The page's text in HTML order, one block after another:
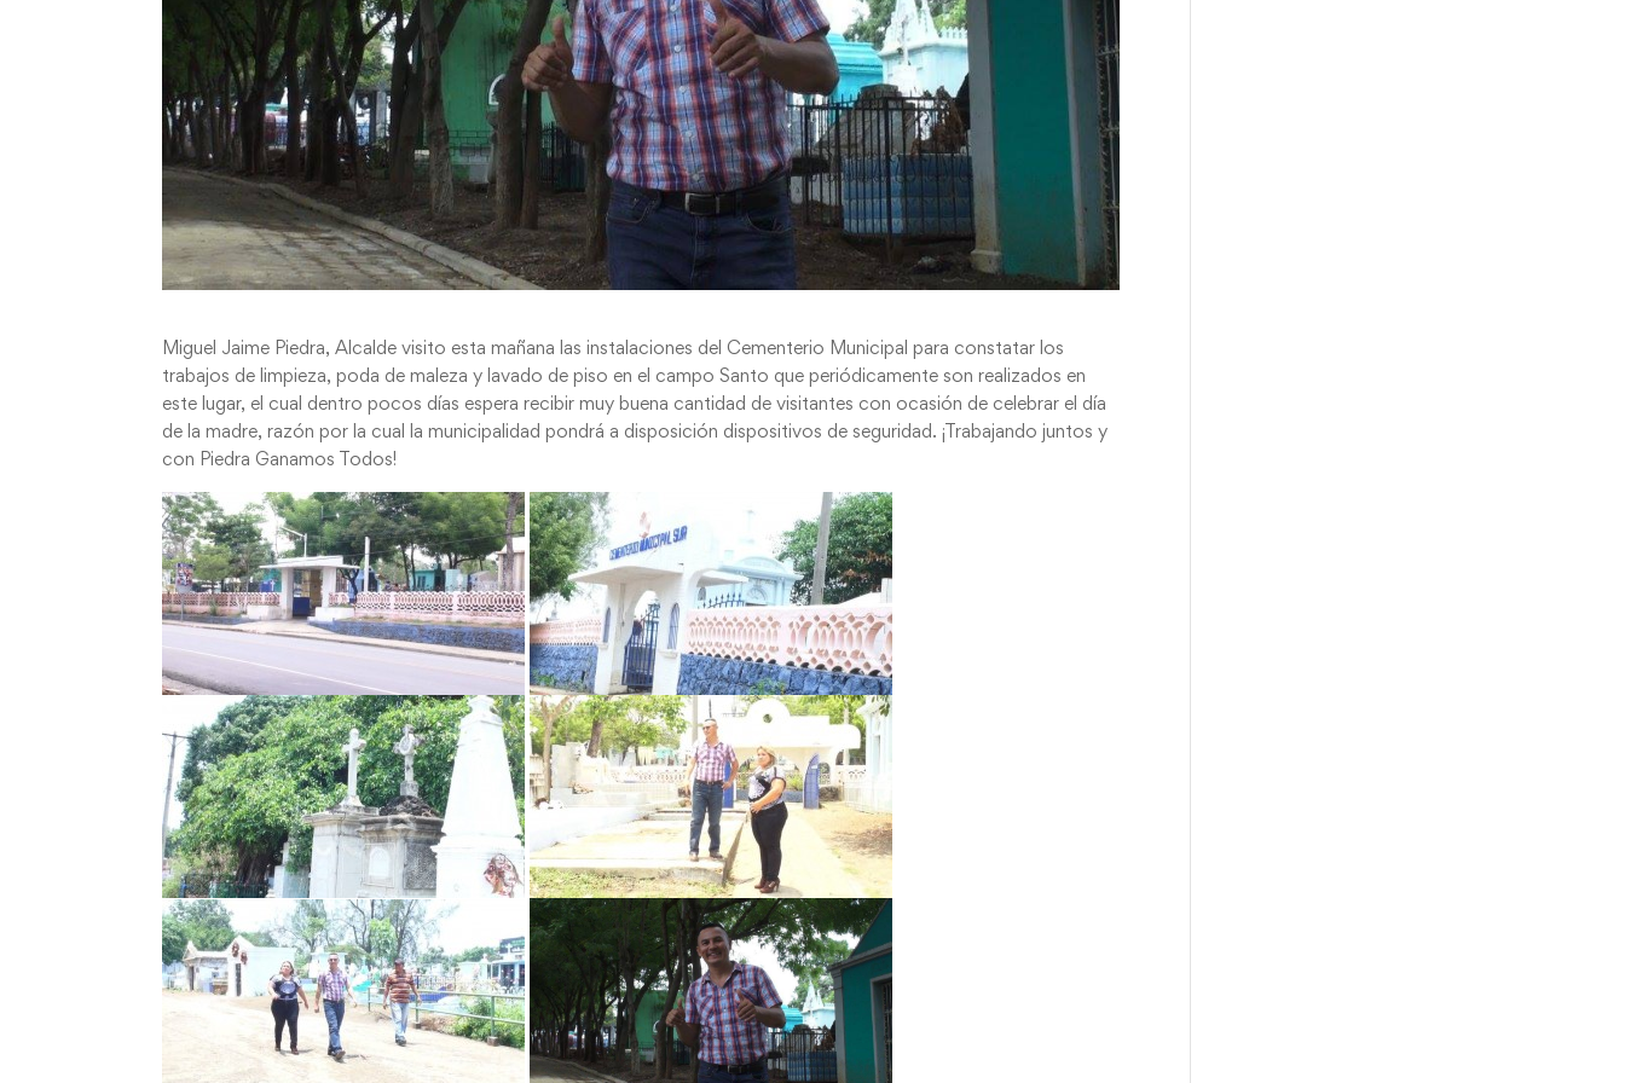
Miguel Jaime Piedra, Alcalde visito esta mañana las instalaciones del Cementerio Municipal para constatar los
trabajos de limpieza, poda de maleza y lavado de piso en el campo Santo que periódicamente son realizados en
este lugar, el cual dentro pocos días espera recibir muy buena cantidad de visitantes con ocasión de celebrar el día
de la madre, razón por la cual la municipalidad pondrá a disposición dispositivos de seguridad. ¡Trabajando juntos y
con Piedra Ganamos Todos!